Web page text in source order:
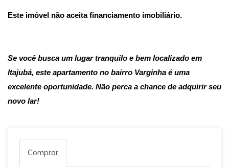
Este imóvel não aceita financiamento imobiliário.
Se você busca um lugar tranquilo e bem localizado em
Itajubá, este apartamento no bairro Varginha é uma
excelente oportunidade. Não perca a chance de adquirir seu
novo lar!
Comprar